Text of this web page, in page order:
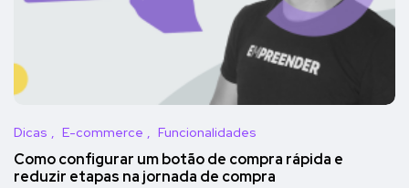
Dicas E-commerce Funcionalidades
Como configurar um botão de compra rápida e
reduzir etapas na jornada de compra